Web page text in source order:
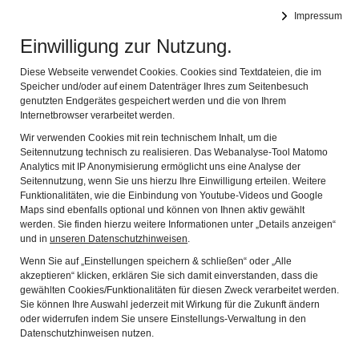
Impressum
Einwilligung zur Nutzung.
Diese Webseite verwendet Cookies. Cookies sind Textdateien, die im
Speicher und/oder auf einem Datenträger Ihres zum Seitenbesuch
genutzten Endgerätes gespeichert werden und die von Ihrem
Internetbrowser verarbeitet werden.
Wir verwenden Cookies mit rein technischem Inhalt, um die
Seitennutzung technisch zu realisieren. Das Webanalyse-Tool Matomo
Analytics mit IP Anonymisierung ermöglicht uns eine Analyse der
Seitennutzung, wenn Sie uns hierzu Ihre Einwilligung erteilen. Weitere
Funktionalitäten, wie die Einbindung von Youtube-Videos und Google
Maps sind ebenfalls optional und können von Ihnen aktiv gewählt
werden. Sie finden hierzu weitere Informationen unter „Details anzeigen“
und in unseren Datenschutzhinweisen.
Wenn Sie auf „Einstellungen speichern & schließen“ oder „Alle
akzeptieren“ klicken, erklären Sie sich damit einverstanden, dass die
gewählten Cookies/Funktionalitäten für diesen Zweck verarbeitet werden.
Sie können Ihre Auswahl jederzeit mit Wirkung für die Zukunft ändern
oder widerrufen indem Sie unsere Einstellungs-Verwaltung in den
Datenschutzhinweisen nutzen.
Herzlich willkommen im
Stadtmuseum Pleystein
Unser Museum bietet vielfältige Informationen über die
Geschichte Pleysteins, stellt das bürgerliche Leben vor
50 bis 100 Jahren dar und lässt es nachempfinden.
Der Bayerisch-Böhmische Geopark veranschaulicht die
geologischen Besonderheiten Pleysteins sowie der
angrenzenden Region. In der Mineralogie werden
insbesondere seltene Phosphatmineralien des
Pegmatit- Stocks Pleystein-Hagendorf präsentiert.